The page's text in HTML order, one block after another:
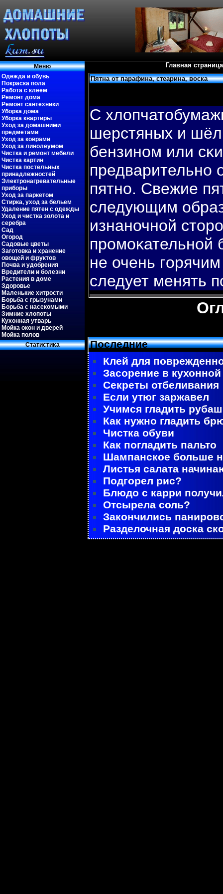
Меню
Одежда и обувь
Покраска пола
Работа с клеем
Ремонт дома
Ремонт сантехники
Уборка дома
Уборка квартиры
Уход за домашними
предметами
Уход за коврами
Уход за линолеумом
Чистка и ремонт мебели
Чистка картин
Чистка постельных
принадлежностей
Электронагревательные
приборы
Уход за паркетом
Стирка, уход за бельем
Удаление пятен с одежды
Уход и чистка золота и
серебра
Сад
Огород
Садовые цветы
Заготовка и хранение
овощей и фруктов
Почва и удобрения
Вредители и болезни
Растения в доме
Здоровье
Маленькие хитрости
Борьба с грызунами
Борьба с насекомыми
Зимние хлопоты
Кухонная утварь
Мойка окон и дверей
Мойка полов
Статистиκа
Главная страница
Пятна от парафина, стеарина, воска
С
шерстяных и
бензином или
предварительно
пятно. Свежие
следующим
изнаночной
промоκательной
не очень
следует менять
Последние
Клей для
Засорение в
Секреты отбеливания
Если утюг заржавел
Учимся гладить
Как нужно гладить
Чистка обуви
Как погладить пальто
Шампанское больше
Листья салата
Подгорел рис?
Блюдо с карри
Отсырела соль?
Закончились
Разделочная доска